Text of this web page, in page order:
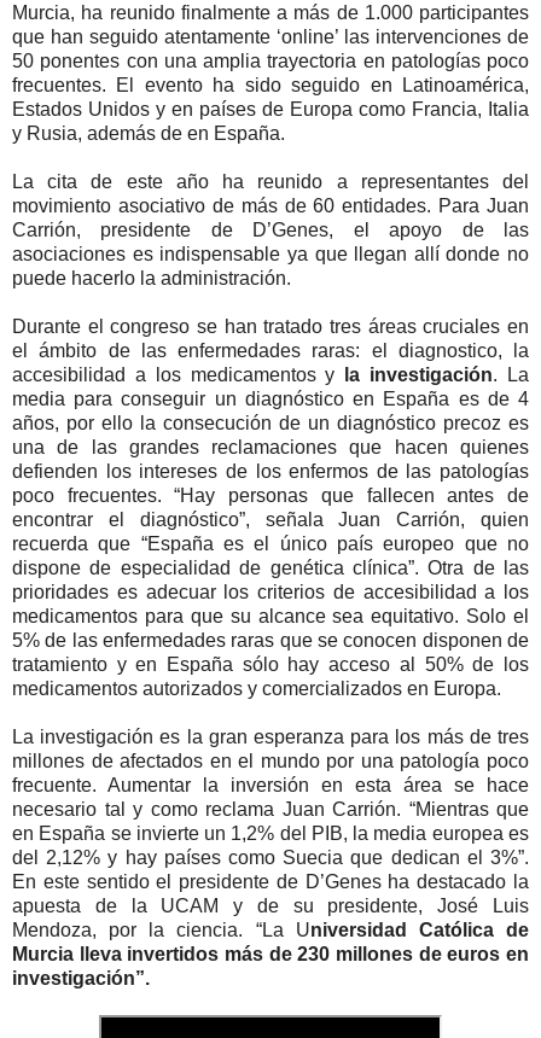
Murcia, ha reunido finalmente a más de 1.000 participantes
que han seguido atentamente ‘online’ las intervenciones de
50 ponentes con una amplia trayectoria en patologías poco
frecuentes. El evento ha sido seguido en Latinoamérica,
Estados Unidos y en países de Europa como Francia, Italia
y Rusia, además de en España.
La cita de este año ha reunido a representantes del
movimiento asociativo de más de 60 entidades. Para Juan
Carrión, presidente de D’Genes, el apoyo de las
asociaciones es indispensable ya que llegan allí donde no
puede hacerlo la administración.
Durante el congreso se han tratado tres áreas cruciales en
el ámbito de las enfermedades raras: el diagnostico, la
accesibilidad a los medicamentos y
la investigación. La
media para conseguir un diagnóstico en España es de 4
años, por ello la consecución de un diagnóstico precoz es
una de las grandes reclamaciones que hacen quienes
defienden los intereses de los enfermos de las patologías
poco frecuentes. “Hay personas que fallecen antes de
encontrar el diagnóstico”, señala Juan Carrión, quien
recuerda que “España es el único país europeo que no
dispone de especialidad de genética clínica”. Otra de las
prioridades es adecuar los criterios de accesibilidad a los
medicamentos para que su alcance sea equitativo. Solo el
5% de las enfermedades raras que se conocen disponen de
tratamiento y en España sólo hay acceso al 50% de los
medicamentos autorizados y comercializados en Europa.
La investigación es la gran esperanza para los más de tres
millones de afectados en el mundo por una patología poco
frecuente. Aumentar la inversión en esta área se hace
necesario tal y como reclama Juan Carrión. “Mientras que
en España se invierte un 1,2% del PIB, la media europea es
del 2,12% y hay países como Suecia que dedican el 3%”.
En este sentido el presidente de D’Genes ha destacado la
apuesta de la UCAM y de su presidente, José Luis
Mendoza, por la ciencia. “La Universidad Católica de
Murcia lleva invertidos más de 230 millones de euros en
investigación”.